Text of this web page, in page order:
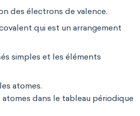
des électrons de valence.
qui est un arrangement
simples et les éléments
atomes.
dans le tableau périodique